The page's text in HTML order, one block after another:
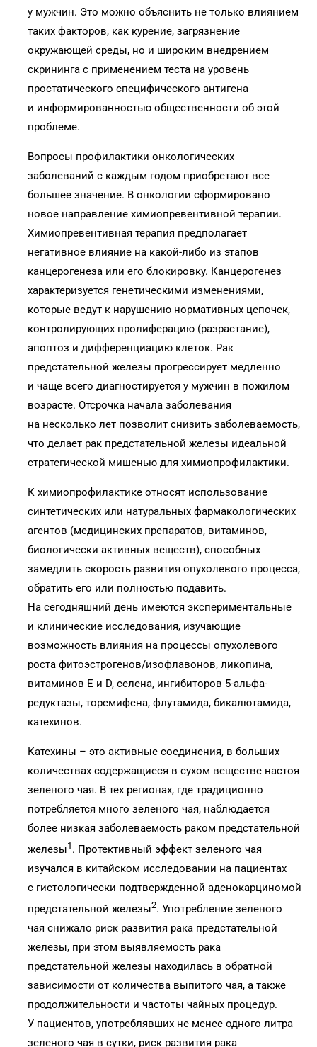
у мужчин. Это можно объяснить не только влиянием
таких факторов, как курение, загрязнение
окружающей среды, но и широким внедрением
скрининга с применением теста на уровень
простатического специфического антигена
и информированностью общественности об этой
проблеме.
Вопросы профилактики онкологических
заболеваний с каждым годом приобретают все
большее значение. В онкологии сформировано
новое направление химиопревентивной терапии.
Химиопревентивная терапия предполагает
негативное влияние на какой-либо из этапов
канцерогенеза или его блокировку. Канцерогенез
характеризуется генетическими изменениями,
которые ведут к нарушению нормативных цепочек,
контролирующих пролиферацию (разрастание),
апоптоз и дифференциацию клеток. Рак
предстательной железы прогрессирует медленно
и чаще всего диагностируется у мужчин в пожилом
возрасте. Отсрочка начала заболевания
на несколько лет позволит снизить заболеваемость,
что делает рак предстательной железы идеальной
стратегической мишенью для химиопрофилактики.
К химиопрофилактике относят использование
синтетических или натуральных фармакологических
агентов (медицинских препаратов, витаминов,
биологически активных веществ), способных
замедлить скорость развития опухолевого процесса,
обратить его или полностью подавить.
На сегодняшний день имеются экспериментальные
и клинические исследования, изучающие
возможность влияния на процессы опухолевого
роста фитоэстрогенов/изофлавонов, ликопина,
витаминов E и D, селена, ингибиторов 5-альфа-
редуктазы, торемифена, флутамида, бикалютамида,
катехинов.
Катехины – это активные соединения, в больших
количествах содержащиеся в сухом веществе настоя
зеленого чая. В тех регионах, где традиционно
потребляется много зеленого чая, наблюдается
более низкая заболеваемость раком предстательной
железы1 . Протективный эффект зеленого чая
изучался в китайском исследовании на пациентах
с гистологически подтвержденной аденокарциномой
предстательной железы2. Употребление зеленого
чая снижало риск развития рака предстательной
железы, при этом выявляемость рака
предстательной железы находилась в обратной
зависимости от количества выпитого чая, а также
продолжительности и частоты чайных процедур.
У пациентов, употреблявших не менее одного литра
зеленого чая в сутки, риск развития рака